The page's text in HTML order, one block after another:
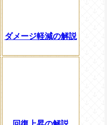
ダメージ軽減の解説